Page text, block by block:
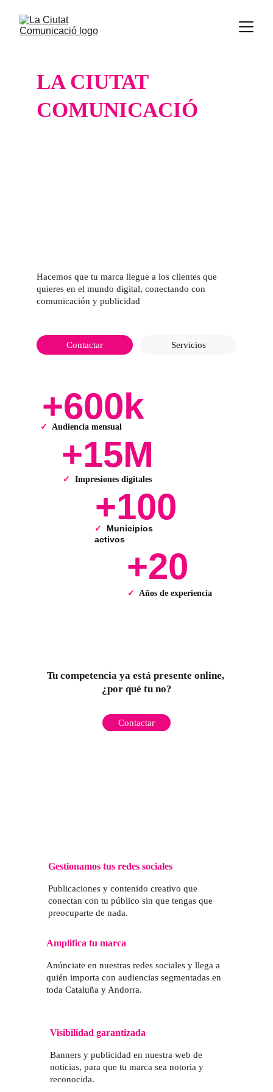
LA CIUTAT
COMUNICACIÓ
Hacemos que tu marca llegue a los clientes que
quieres en el mundo digital, conectando con
comunicación y publicidad
Contactar Servicios
✓ Audiencia mensual
✓ Impresiones digitales
✓
Municipios
activos
✓ Años de experiencia
Tu competencia ya está presente online,
¿por qué tu no?
Gestionamos tus redes sociales
Publicaciones y contenido creativo que
conectan con tu público sin que tengas que
preocuparte de nada.
Contactar
Amplifica tu marca
Anúnciate en nuestras redes sociales y llega a
quién importa con audiencias segmentadas en
toda Cataluña y Andorra.
Visibilidad garantizada
Banners y publicidad en nuestra web de
noticias, para que tu marca sea notoria y
reconocida.